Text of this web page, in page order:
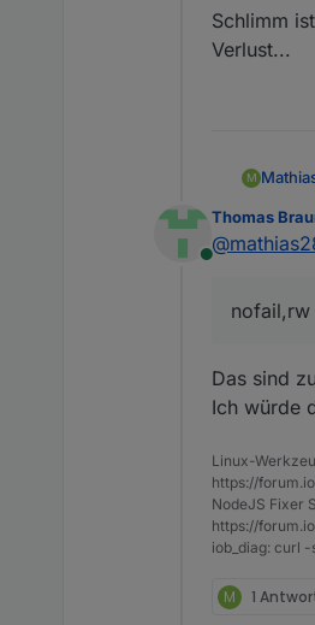
Schlimm
Verlust...
M
Online
Thomas
@
nofail,rw
Das sind
Ich würde
Linux-
https://
NodeJS Fixer
https://
iob_diag: curl
M 1